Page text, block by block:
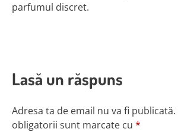
parfumul discret.
Lasă un răspuns
Adresa ta de email nu va fi publicată.
obligatorii sunt marcate cu *